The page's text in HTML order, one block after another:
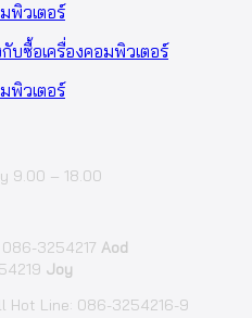
พิวเตอร์
กับซื้อเครื่องคอมพิวเตอร์
พิวเตอร์
9.00 – 18.00
086-3254217 Aod
Joy
Hot Line: 086-3254216-9